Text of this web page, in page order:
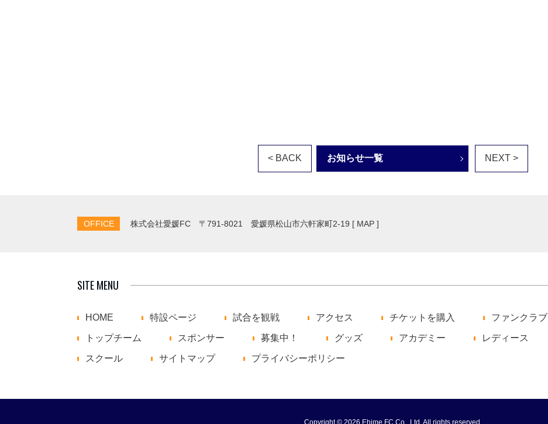
< BACK お知らせ一覧 NEXT >
OFFICE 株式会社愛媛FC 〒791-8021 愛媛県松山市六軒家町2-19 [ MAP ]
SITE MENU
HOME 特設ページ 試合を観戦 アクセス チケットを購入 ファンクラブ
トップチーム スポンサー 募集中！ グッズ アカデミー レディース
スクール サイトマップ プライバシーポリシー
Copyright © 2026 Ehime FC Co., Ltd. All rights reserved.